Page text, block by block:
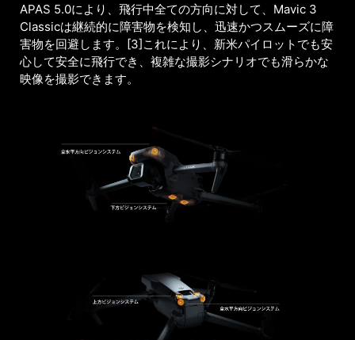
APAS 5.0により、飛行中全ての方向に対して、Mavic 3
Classicは継続的に障害物を検知し、迅速かつスムーズに障
害物を回避します。[3]これにより、新米パイロットでも安
心して安全に飛行でき、複雑な撮影シナリオでも滑らかな
映像を撮影できます。